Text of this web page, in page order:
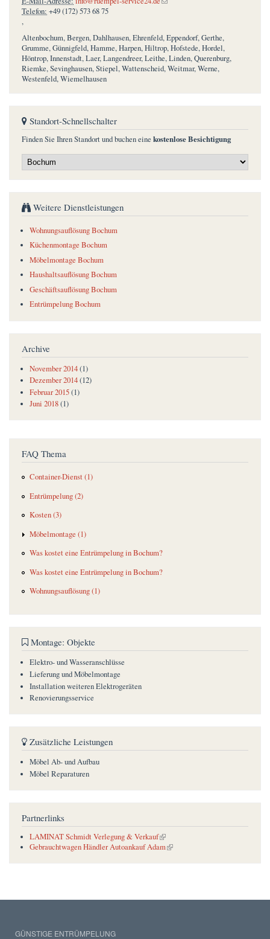
Telefon: +49 (172) 573 68 75
,
Altenbochum, Bergen, Dahlhausen, Ehrenfeld, Eppendorf, Gerthe,
Grumme, Günnigfeld, Hamme, Harpen, Hiltrop, Hofstede, Hordel,
Höntrop, Innenstadt, Laer, Langendreer, Leithe, Linden, Querenburg,
Riemke, Sevinghausen, Stiepel, Wattenscheid, Weitmar, Werne,
Westenfeld, Wiemelhausen
Standort-Schnellschalter
Finden Sie Ihren Standort und buchen eine kostenlose Besichtigung
Weitere Dienstleistungen
Wohnungsauflösung Bochum
Küchenmontage Bochum
Möbelmontage Bochum
Haushaltsauflösung Bochum
Geschäftsauflösung Bochum
Entrümpelung Bochum
Archive
November 2014(1)
Dezember 2014(12)
Februar 2015(1)
Juni 2018(1)
FAQ Thema
Container-Dienst (1)
Entrümpelung (2)
Kosten (3)
Möbelmontage (1)
Was kostet eine Entrümpelung in Bochum?
Was kostet eine Entrümpelung in Bochum?
Wohnungsauflösung (1)
Montage: Objekte
Elektro- und Wasseranschlüsse
Lieferung und Möbelmontage
Installation weiteren Elektrogeräten
Renovierungsservice
Zusätzliche Leistungen
Möbel Ab- und Aufbau
Möbel Reparaturen
Partnerlinks
LAMINAT Schmidt Verlegung & Verkauf
(link is external)
Gebrauchtwagen Händler Autoankauf Adam
(link is external)
GÜNSTIGE ENTRÜMPELUNG